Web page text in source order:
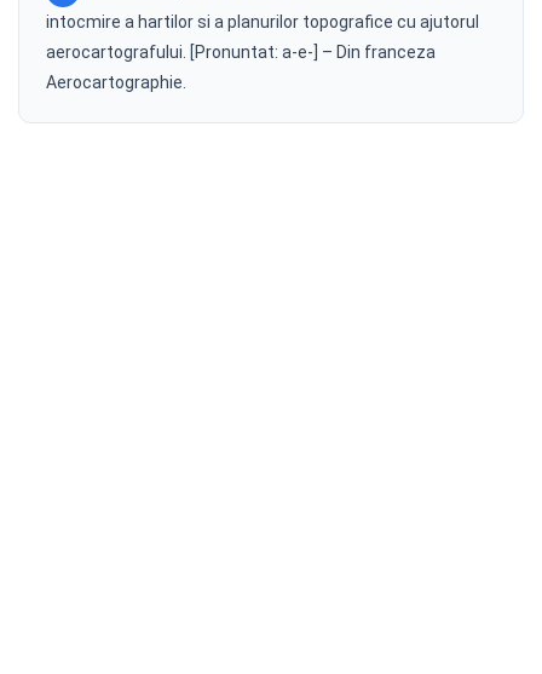
intocmire a hartilor si a planurilor topografice cu ajutorul
aerocartografului. [Pronuntat: a-e-] – Din franceza
Aerocartographie.